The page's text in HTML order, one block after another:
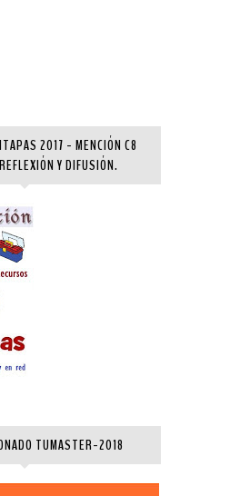
2017 - MENCIÓN C8
Y DIFUSIÓN.
TUMASTER-2018